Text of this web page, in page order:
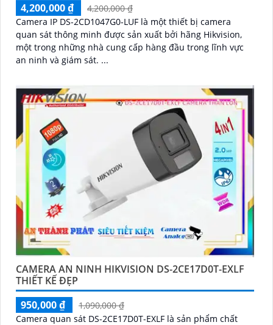
4,200,000 ₫
4,200,000 ₫
Camera IP DS-2CD1047G0-LUF là một thiết bị camera
quan sát thông minh được sản xuất bởi hãng Hikvision,
một trong những nhà cung cấp hàng đầu trong lĩnh vực
an ninh và giám sát. ...
CAMERA AN NINH HIKVISION DS-2CE17D0T-EXLF
THIẾT KẾ ĐẸP
950,000 ₫
1,090,000 ₫
Camera quan sát DS-2CE17D0T-EXLF là sản phẩm chất